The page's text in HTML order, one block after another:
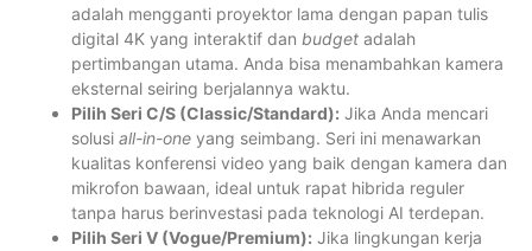
adalah mengganti proyektor lama dengan papan tulis
digital 4K yang interaktif dan budget adalah
pertimbangan utama. Anda bisa menambahkan kamera
eksternal seiring berjalannya waktu.
Pilih Seri C/S (Classic/Standard): Jika Anda mencari
solusi all-in-one yang seimbang. Seri ini menawarkan
kualitas konferensi video yang baik dengan kamera dan
mikrofon bawaan, ideal untuk rapat hibrida reguler
tanpa harus berinvestasi pada teknologi AI terdepan.
Pilih Seri V (Vogue/Premium): Jika lingkungan kerja